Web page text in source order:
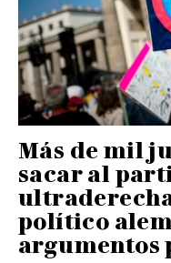
Más de mil
sacar al
político
argumentos